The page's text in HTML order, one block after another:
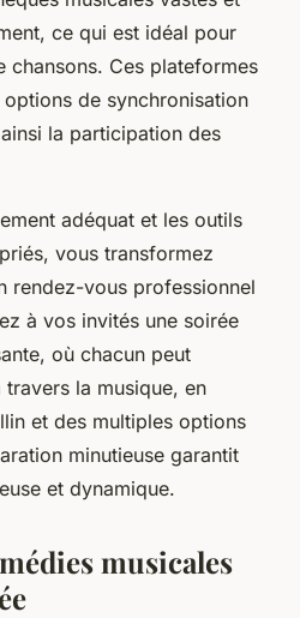
ce qui est idéal pour
chansons. Ces plateformes
de synchronisation
la participation des
adéquat et les outils
vous transformez
rendez-vous professionnel
à vos invités une soirée
où chacun peut
travers la musique, en
et des multiples options
minutieuse garantit
et dynamique.
musicales